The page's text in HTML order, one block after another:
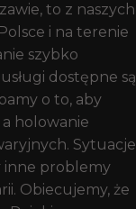
to z naszych
i na terenie
szybko
dostępne są
o to, aby
holowanie
Sytuacje
inne problemy
Obiecujemy, że